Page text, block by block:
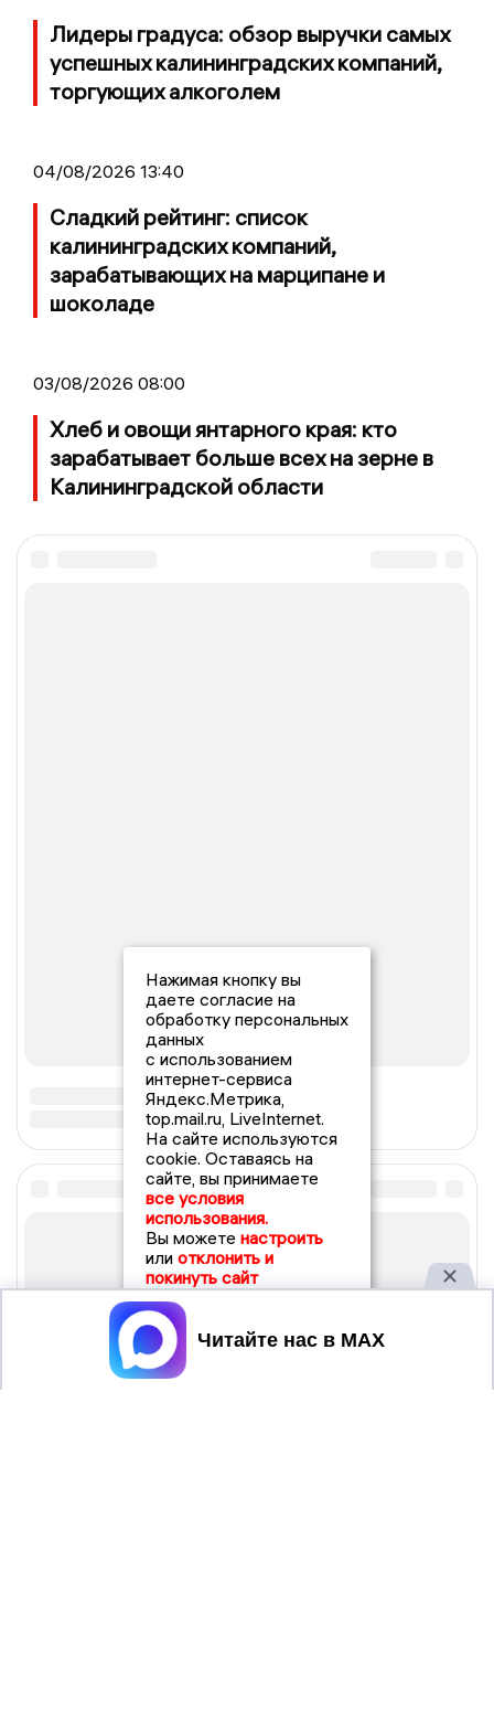
Лидеры градуса: обзор выручки самых
успешных калининградских компаний,
торгующих алкоголем
04/08/2026 13:40
Сладкий рейтинг: список
калининградских компаний,
зарабатывающих на марципане и
шоколаде
03/08/2026 08:00
Хлеб и овощи янтарного края: кто
зарабатывает больше всех на зерне в
Калининградской области
Нажимая кнопку вы
даете согласие на
обработку персональных
данных
с использованием
интернет-сервиса
Яндекс.Метрика,
top.mail.ru, LiveInternet.
На сайте используются
cookie. Оставаясь на
сайте, вы принимаете
все условия
использования.
Вы можете настроить
или отклонить и
покинуть сайт
Принять